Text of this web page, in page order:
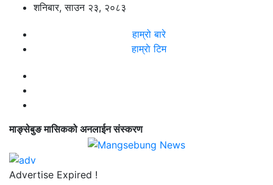
शनिबार, साउन २३, २०८३
हाम्रो बारे
हाम्राे टिम
माङ्सेबुङ मासिकको अनलाईन संस्करण
Advertise Expired !